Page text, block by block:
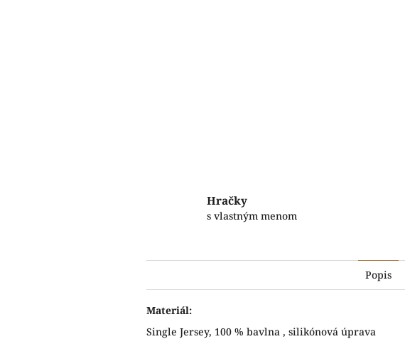
Hračky
s vlastným menom
Popis
Materiál:
Single Jersey, 100 % bavlna , silikónová úprava